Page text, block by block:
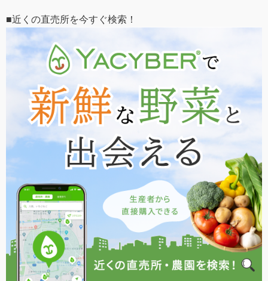
■近くの直売所を今すぐ検索！